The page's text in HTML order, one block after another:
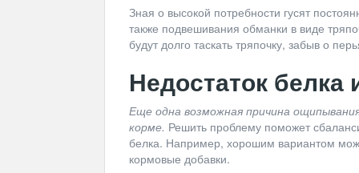
Зная о высокой потребности гусят
также подвешивания обманки в виде
будут долго таскать тряпочку, забыв о
Недостаток белка
Еще одна возможная причина
корме. Решить проблему поможет
белка. Например, хорошим вариантом
кормовые добавки.